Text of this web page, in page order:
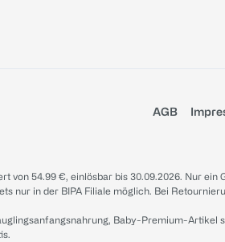
AGB
54.99 €, einlösbar bis 30.09.2026. Nur
nur in der BIPA Filiale möglich. Bei
Baby-Premium-